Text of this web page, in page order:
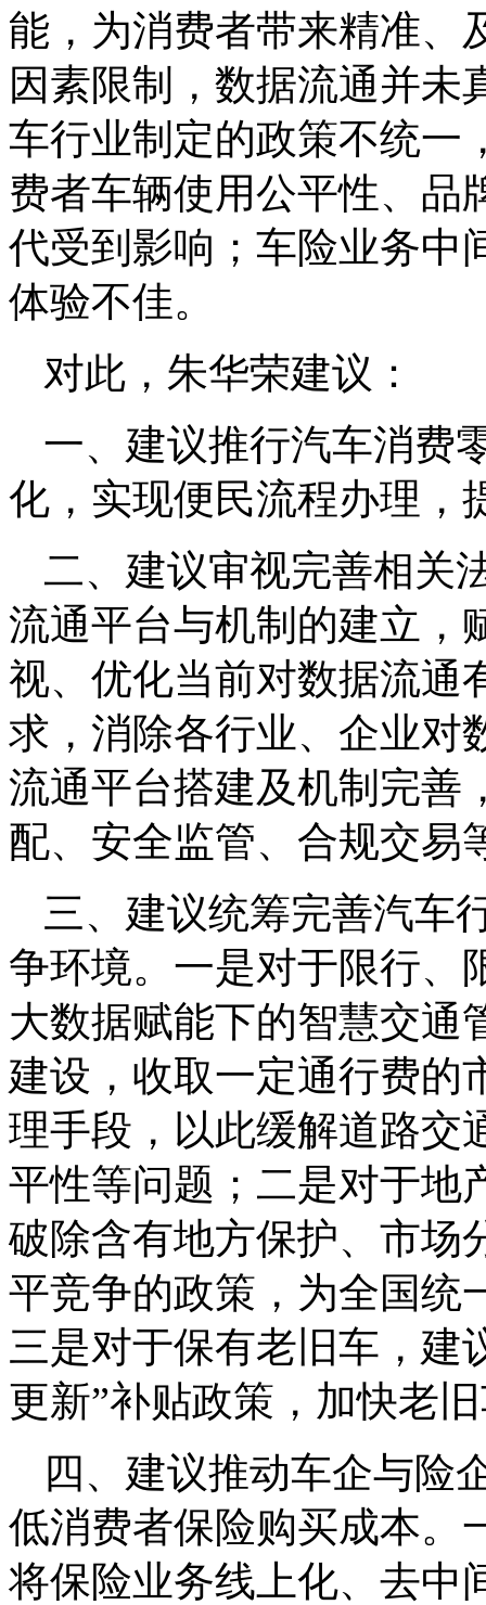
能，为消费者带来精准、
因素限制，数据流通并未
车行业制定的政策不统一
费者车辆使用公平性、品
代受到影响；车险业务中
体验不佳。
对此，朱华荣建议：
一、建议推行汽车消费
化，实现便民流程办理，
二、建议审视完善相关
流通平台与机制的建立，
视、优化当前对数据流通
求，消除各行业、企业对
流通平台搭建及机制完善
配、安全监管、合规交易
三、建议统筹完善汽车
争环境。一是对于限行、
大数据赋能下的智慧交通
建设，收取一定通行费的
理手段，以此缓解道路交
平性等问题；二是对于地
破除含有地方保护、市场
平竞争的政策，为全国统
三是对于保有老旧车，建
更新”补贴政策，加快老
四、建议推动车企与险
低消费者保险购买成本。
将保险业务线上化、去中